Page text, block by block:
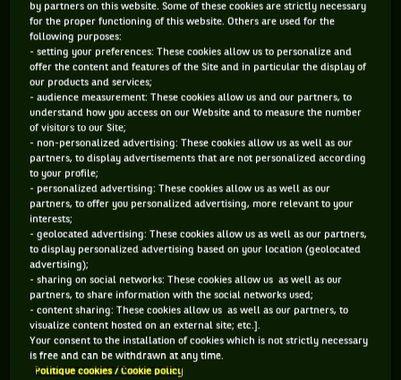
Vous devez accepter les cookies de type
"Réseaux sociaux" pour pouvoir accéder à ce
contenu
GÉRER MES PRÉFÉRENCES
by partners on this website. Some of these cookies are strictly necessary
for the proper functioning of this website. Others are used for the
following purposes:
- setting your preferences: These cookies allow us to personalize and
offer the content and features of the Site and in particular the display of
our products and services;
- audience measurement: These cookies allow us and our partners, to
understand how you access on our Website and to measure the number
of visitors to our Site;
- non-personalized advertising: These cookies allow us as well as our
partners, to display advertisements that are not personalized according
to your profile;
- personalized advertising: These cookies allow us as well as our
partners, to offer you personalized advertising, more relevant to your
interests;
- geolocated advertising: These cookies allow us as well as our partners,
to display personalized advertising based on your location (geolocated
advertising);
- sharing on social networks: These cookies allow us as well as our
partners, to share information with the social networks used;
- content sharing: These cookies allow us as well as our partners, to
visualize content hosted on an external site; etc.].
Your consent to the installation of cookies which is not strictly necessary
is free and can be withdrawn at any time.
Politique cookies / Cookie policy